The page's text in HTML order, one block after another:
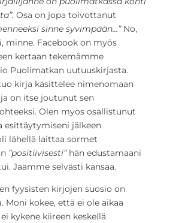
Osa on jopa toivottanut
sinne syvimpään…”No,
minne. Facebook on myös
kertaan tekemämme
Puolimatkan uutuuskirjasta.
kirja käsittelee nimenomaan
on itse joutunut sen
Olen myös osallistunut
esittäytymiseni jälkeen
lähellä laittaa sormet
”positiivisesti”hän edustamaani
Jaamme selvästi kansaa.
fyysisten kirjojen suosio on
Moni kokee, että ei ole aikaa
kykene kiireen keskellä